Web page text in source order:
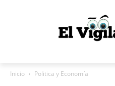
Inicio Politica y Economía